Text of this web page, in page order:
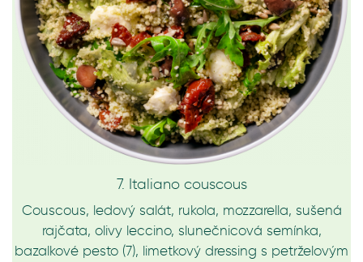
7. Italiano couscous
Couscous, ledový salát, rukola, mozzarella, sušená
rajčata, olivy leccino, slunečnicová semínka,
bazalkové pesto (7), limetkový dressing s petrželovým